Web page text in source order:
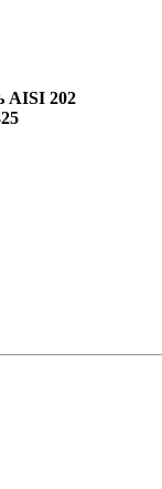
AISI 202